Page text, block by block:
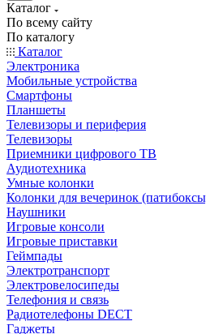
Каталог
По всему сайту
По каталогу
Каталог
Электроника
Мобильные устройства
Смартфоны
Планшеты
Телевизоры и периферия
Телевизоры
Приемники цифрового ТВ
Аудиотехника
Умные колонки
Колонки для вечеринок
Наушники
Игровые консоли
Игровые приставки
Геймпады
Электротранспорт
Электровелосипеды
Телефония и связь
Радиотелефоны DECT
Гаджеты